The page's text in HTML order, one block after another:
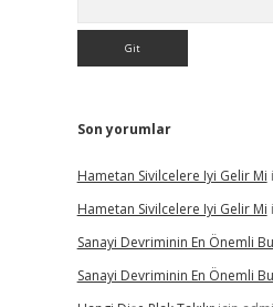
Son yorumlar
Hametan Sivilcelere Iyi Gelir Mi
Hametan Sivilcelere Iyi Gelir Mi
Sanayi Devriminin En Önemli
Sanayi Devriminin En Önemli